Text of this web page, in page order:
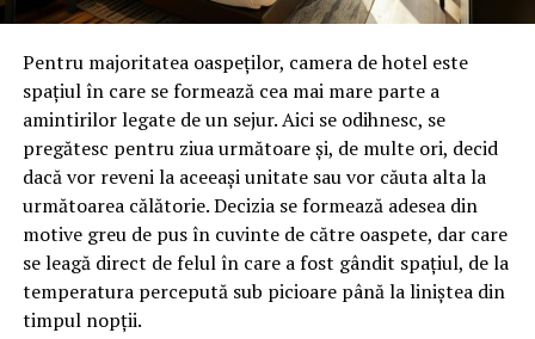
Pentru majoritatea oaspeților, camera de hotel este
spațiul în care se formează cea mai mare parte a
amintirilor legate de un sejur. Aici se odihnesc, se
pregătesc pentru ziua următoare și, de multe ori, decid
dacă vor reveni la aceeași unitate sau vor căuta alta la
următoarea călătorie. Decizia se formează adesea din
motive greu de pus în cuvinte de către oaspete, dar care
se leagă direct de felul în care a fost gândit spațiul, de la
temperatura percepută sub picioare până la liniștea din
timpul nopții.